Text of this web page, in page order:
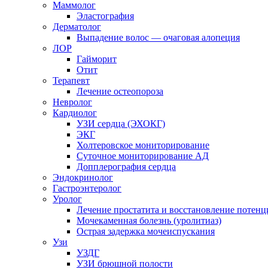
Маммолог
Эластография
Дерматолог
Выпадение волос — очаговая алопеция
ЛОР
Гайморит
Отит
Терапевт
Лечение остеопороза
Невролог
Кардиолог
УЗИ сердца (ЭХОКГ)
ЭКГ
Холтеровское мониторирование
Суточное мониторирование АД
Допплерография сердца
Эндокринолог
Гастроэнтеролог
Уролог
Лечение простатита и восстановление
Мочекаменная болезнь (уролитиаз)
Острая задержка мочеиспускания
Узи
УЗДГ
УЗИ брюшной полости